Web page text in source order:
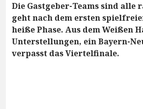
Die Gastgeber-Teams sind alle
geht nach dem ersten
heiße Phase. Aus dem Weißen
Unterstellungen, ein Bayern-
verpasst das Viertelfinale.